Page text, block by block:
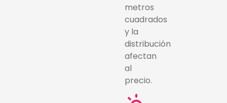
metros
cuadrados
y la
distribución
afectan
al
precio.